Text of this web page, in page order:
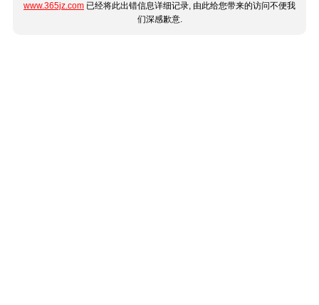
www.365jz.com 已经将此出错信息详细记录, 由此给您带来的访问不便我
们深感歉意.